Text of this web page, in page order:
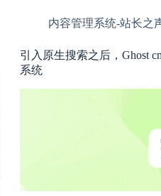
内容管理系统-站长之
引入原生搜索之后，Ghost
系统